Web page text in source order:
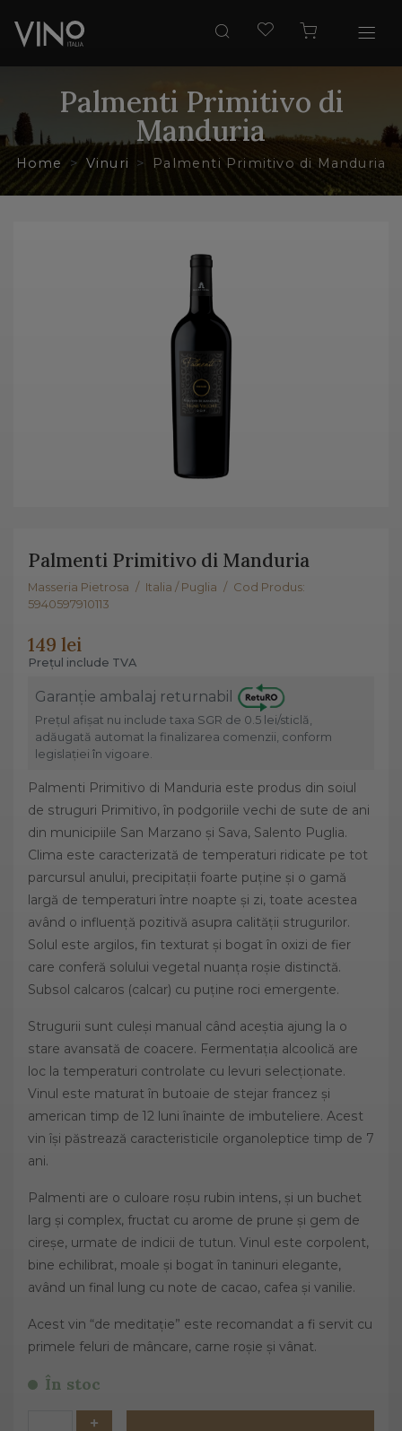
Palmenti Primitivo di
Manduria
Home Vinuri Palmenti Primitivo di Manduria
Palmenti Primitivo di Manduria
Masseria Pietrosa / Italia / Puglia / Cod Produs:
5940597910113
149 lei
Prețul include TVA
Garanție ambalaj returnabil
Prețul afișat nu include taxa SGR de 0.5 lei/sticlă,
adăugată automat la finalizarea comenzii, conform
legislației în vigoare.
Palmenti Primitivo di Manduria este produs din soiul
de struguri Primitivo, în podgoriile vechi de sute de ani
din municipiile San Marzano și Sava, Salento Puglia.
Clima este caracterizată de temperaturi ridicate pe tot
parcursul anului, precipitații foarte puține și o gamă
largă de temperaturi între noapte și zi, toate acestea
având o influență pozitivă asupra calității strugurilor.
Solul este argilos, fin texturat și bogat în oxizi de fier
care conferă solului vegetal nuanța roșie distinctă.
Subsol calcaros (calcar) cu puține roci emergente.
Strugurii sunt culeși manual când aceștia ajung la o
stare avansată de coacere. Fermentația alcoolică are
loc la temperaturi controlate cu levuri selecționate.
Vinul este maturat în butoaie de stejar francez și
american timp de 12 luni înainte de imbuteliere. Acest
vin își păstrează caracteristicile organoleptice timp de 7
ani.
Palmenti are o culoare roșu rubin intens, și un buchet
larg și complex, fructat cu arome de prune și gem de
cireșe, urmate de indicii de tutun. Vinul este corpolent,
bine echilibrat, moale și bogat în taninuri elegante,
având un final lung cu note de cacao, cafea și vanilie.
Acest vin “de meditație” este recomandat a fi servit cu
primele feluri de mâncare, carne roșie și vânat.
În stoc